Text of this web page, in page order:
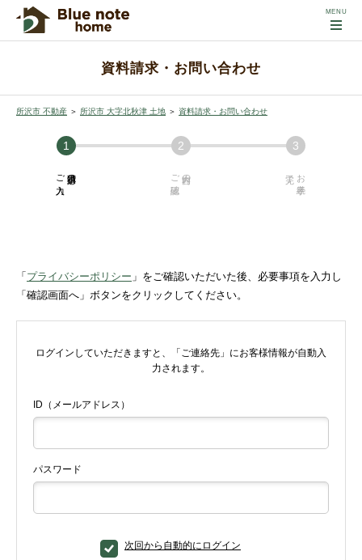
資料請求・お問い合わせ
所沢市 不動産 ＞ 所沢市 大字北秋津 土地 ＞ 資料請求・お問い合わせ
必須項目の
ご入力 内容の
ご確認 お手続き
「 プライバシーポリシー 」をご確認いただいた後、必要事項を入力し
「確認画面へ」ボタンをクリックしてください。
ログインしていただきますと、「ご連絡先」にお客様情報が自動入
力されます。
ID（メールアドレス）
パスワード
次回から自動的にログイン